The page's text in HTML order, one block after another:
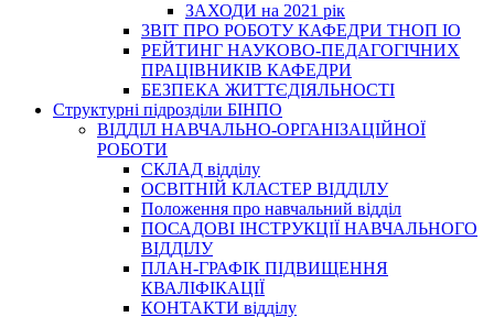
ЗАХОДИ на 2021 рік
3BIT ПРО РОБОТУ КАФЕДРИ ТНОП ІО
РЕЙТИНГ НАУКОВО-ПЕДАГОГІЧНИХ
ПРАЦІВНИКІВ КАФЕДРИ
БЕЗПЕКА ЖИТТЄДІЯЛЬНОСТІ
Структурні підрозділи БІНПО
ВІДДІЛ НАВЧАЛЬНО-ОРГАНІЗАЦІЙНОЇ
РОБОТИ
СКЛАД відділу
ОСВІТНІЙ КЛАСТЕР ВІДДІЛУ
Положення про навчальний вiддiл
ПОСАДОВІ ІНСТРУКЦІЇ НАВЧАЛЬНОГО
ВІДДІЛУ
ПЛАН-ГРАФІК ПІДВИЩЕННЯ
КВАЛІФІКАЦІЇ
КОНТАКТИ відділу